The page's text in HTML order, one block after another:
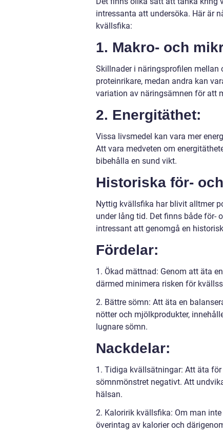
intressanta att undersöka. Här är
kvällsfika:
1. Makro- och
Skillnader i näringsprofilen mellan
proteinrikare, medan andra kan
variation av näringsämnen för att
2. Energitäthet:
Vissa livsmedel kan vara mer
Att vara medveten om
bibehålla en sund vikt.
Historiska för-
Nyttig kvällsfika har blivit alltmer
under lång tid. Det finns både för-
intressant att genomgå en
Fördelar:
1. Ökad mättnad: Genom att äta
därmed minimera risken för
2. Bättre sömn: Att äta en
nötter och mjölkprodukter,
lugnare sömn.
Nackdelar:
1. Tidiga kvällsätningar: Att äta
sömnmönstret negativt. Att
hälsan.
2. Kaloririk kvällsfika: Om man
överintag av kalorier och